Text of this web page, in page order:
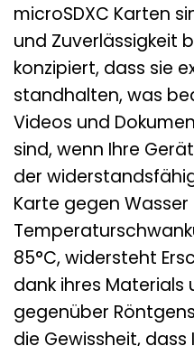
microSDXC Karten
und Zuverlässigkeit
konzipiert, dass sie
standhalten, was
Videos und
sind, wenn Ihre
der
Karte gegen
85°C, widersteht
dank ihres Materials
gegenüber
die Gewissheit, dass